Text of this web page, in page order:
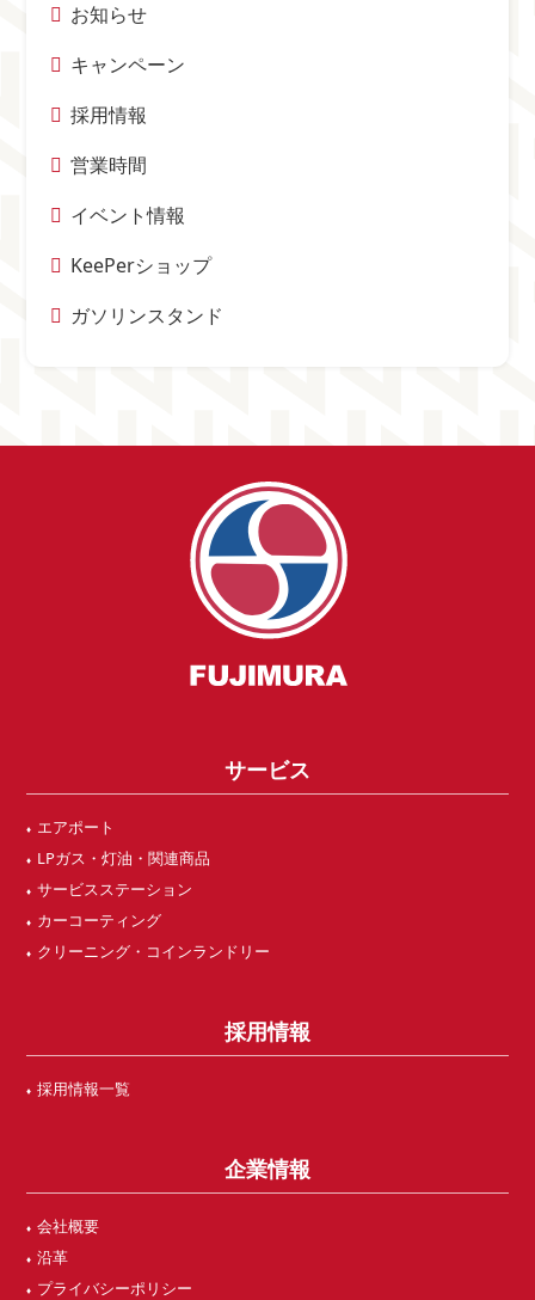
お知らせ
キャンペーン
採用情報
営業時間
イベント情報
KeePerショップ
ガソリンスタンド
サービス
エアポート
LPガス・灯油・関連商品
サービスステーション
カーコーティング
クリーニング・コインランドリー
採用情報
採用情報一覧
企業情報
会社概要
沿革
プライバシーポリシー